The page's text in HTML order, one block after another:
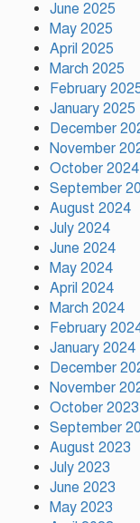
June 2025
May 2025
April 2025
March 2025
February
January 2025
December
November
October 2024
September
August 2024
July 2024
June 2024
May 2024
April 2024
March 2024
February
January 2024
December
November
October 2023
September
August 2023
July 2023
June 2023
May 2023